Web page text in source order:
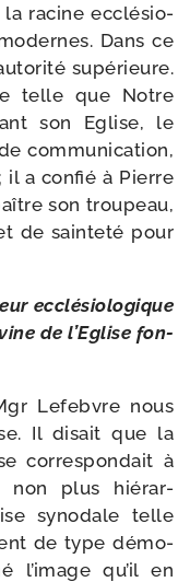
la racine ecclé­sio­
Dans ce
supé­rieure.
telle que Notre
son Eglise, le
com­mu­ni­ca­tion,
il a confié à Pierre
son trou­peau,
de sain­te­té pour
ecclé­sio­lo­gique
de l’Eglise fon­
Lefebvre nous
Il disait que la
cor­res­pon­dait à
non plus hié­rar­
syno­dale telle
de type démo­
l’image qu’il en